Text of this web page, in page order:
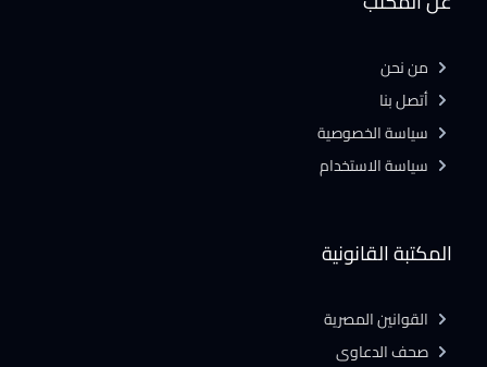
المكتبة القانونية
القوانين المصرية
صحف الدعاوى
من نحن
أتصل بنا
سياسة الخصوصية
سياسة الاستخدام